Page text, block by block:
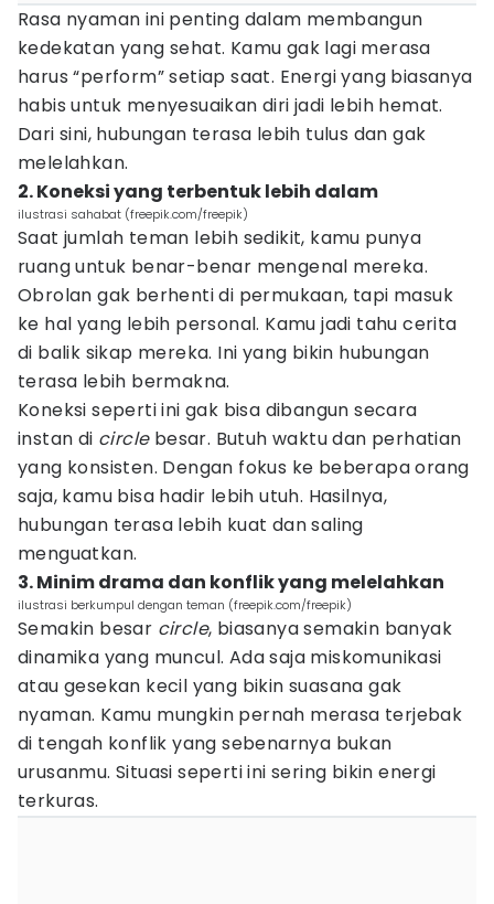
Rasa nyaman ini penting dalam membangun
kedekatan yang sehat. Kamu gak lagi merasa
harus “perform” setiap saat. Energi yang biasanya
habis untuk menyesuaikan diri jadi lebih hemat.
Dari sini, hubungan terasa lebih tulus dan gak
melelahkan.
2. Koneksi yang terbentuk lebih dalam
ilustrasi sahabat (freepik.com/freepik)
Saat jumlah teman lebih sedikit, kamu punya
ruang untuk benar-benar mengenal mereka.
Obrolan gak berhenti di permukaan, tapi masuk
ke hal yang lebih personal. Kamu jadi tahu cerita
di balik sikap mereka. Ini yang bikin hubungan
terasa lebih bermakna.
Koneksi seperti ini gak bisa dibangun secara
instan di circlebesar. Butuh waktu dan perhatian
yang konsisten. Dengan fokus ke beberapa orang
saja, kamu bisa hadir lebih utuh. Hasilnya,
hubungan terasa lebih kuat dan saling
menguatkan.
3. Minim drama dan konflik yang melelahkan
ilustrasi berkumpul dengan teman (freepik.com/freepik)
Semakin besar circle, biasanya semakin banyak
dinamika yang muncul. Ada saja miskomunikasi
atau gesekan kecil yang bikin suasana gak
nyaman. Kamu mungkin pernah merasa terjebak
di tengah konflik yang sebenarnya bukan
urusanmu. Situasi seperti ini sering bikin energi
terkuras.